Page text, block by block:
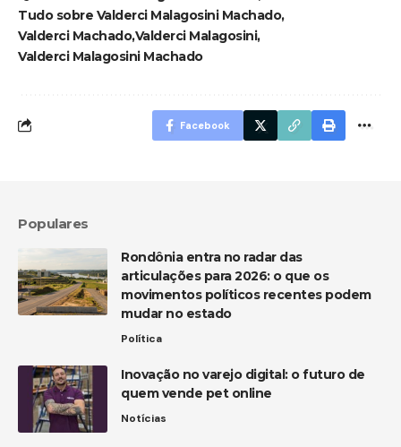
Tudo sobre Valderci Malagosini Machado
Valderci MachadoValderci Malagosini
Valderci Malagosini Machado
Facebook
Populares
Rondônia entra no radar das
articulações para 2026: o que os
movimentos políticos recentes podem
mudar no estado
Política
Inovação no varejo digital: o futuro de
quem vende pet online
Notícias